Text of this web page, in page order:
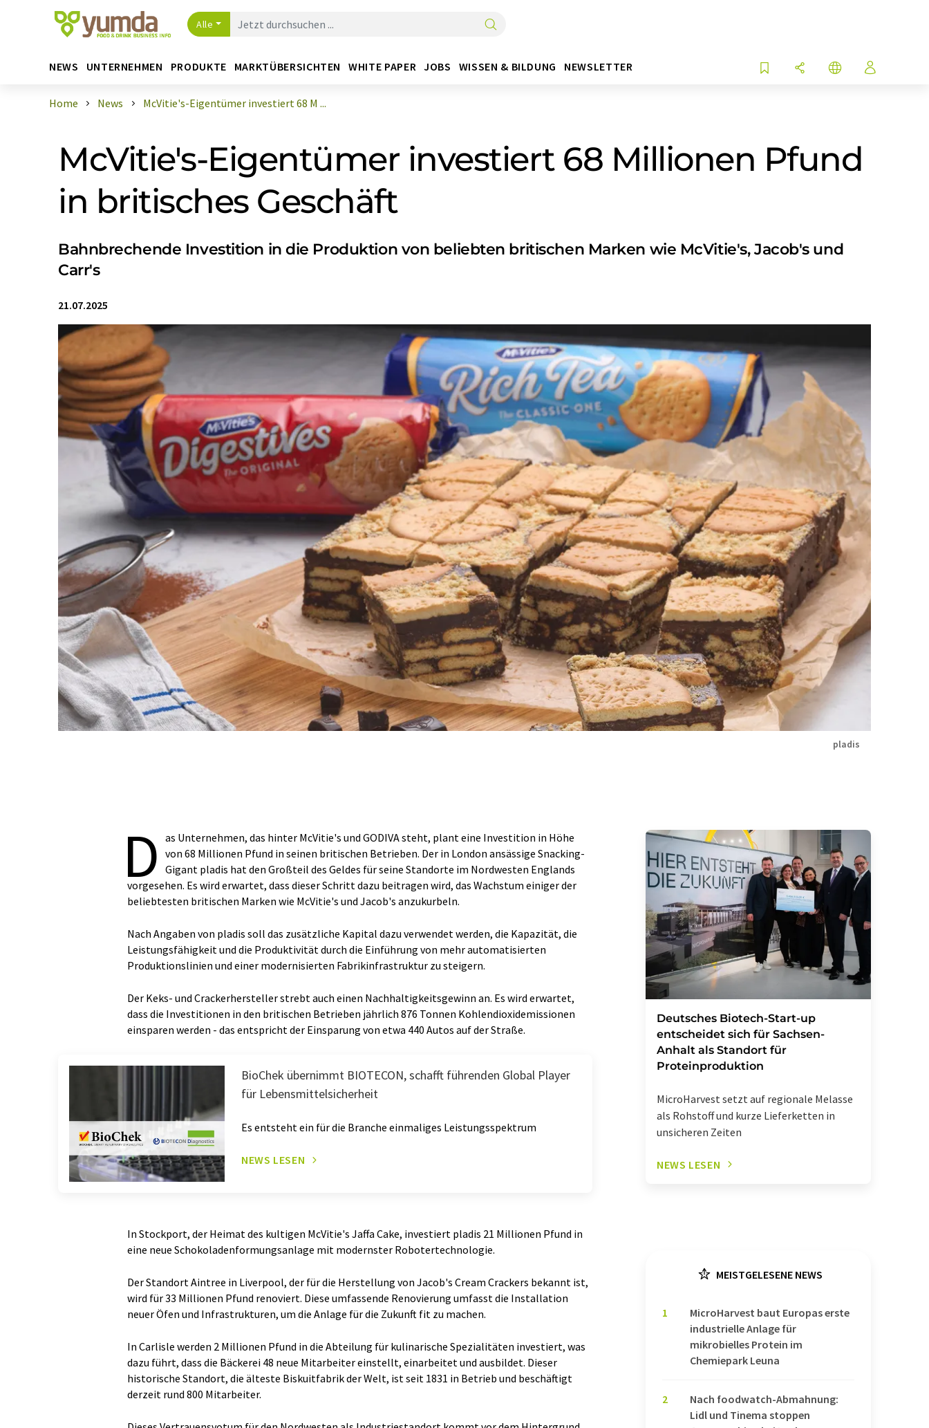
Alle
NEWS UNTERNEHMEN PRODUKTE MARKTÜBERSICHTEN WHITE PAPER JOBS WISSEN & BILDUNG NEWSLETTER
Home News McVitie's-Eigentümer investiert 68 M ...
McVitie's-Eigentümer investiert 68 Millionen Pfund
in britisches Geschäft
Bahnbrechende Investition in die Produktion von beliebten britischen Marken wie McVitie's, Jacob's und
Carr's
21.07.2025
pladis
D as Unternehmen, das hinter McVitie's und GODIVA steht, plant eine Investition in Höhe
von 68 Millionen Pfund in seinen britischen Betrieben. Der in London ansässige Snacking-
Gigant pladis hat den Großteil des Geldes für seine Standorte im Nordwesten Englands
vorgesehen. Es wird erwartet, dass dieser Schritt dazu beitragen wird, das Wachstum einiger der
beliebtesten britischen Marken wie McVitie's und Jacob's anzukurbeln.
Nach Angaben von pladis soll das zusätzliche Kapital dazu verwendet werden, die Kapazität, die
Leistungsfähigkeit und die Produktivität durch die Einführung von mehr automatisierten
Produktionslinien und einer modernisierten Fabrikinfrastruktur zu steigern.
Der Keks- und Crackerhersteller strebt auch einen Nachhaltigkeitsgewinn an. Es wird erwartet,
dass die Investitionen in den britischen Betrieben jährlich 876 Tonnen Kohlendioxidemissionen
einsparen werden - das entspricht der Einsparung von etwa 440 Autos auf der Straße.
BioChek übernimmt BIOTECON, schafft führenden Global Player
für Lebensmittelsicherheit
Es entsteht ein für die Branche einmaliges Leistungsspektrum
NEWS LESEN
In Stockport, der Heimat des kultigen McVitie's Jaffa Cake, investiert pladis 21 Millionen Pfund in
eine neue Schokoladenformungsanlage mit modernster Robotertechnologie.
Der Standort Aintree in Liverpool, der für die Herstellung von Jacob's Cream Crackers bekannt ist,
wird für 33 Millionen Pfund renoviert. Diese umfassende Renovierung umfasst die Installation
neuer Öfen und Infrastrukturen, um die Anlage für die Zukunft fit zu machen.
In Carlisle werden 2 Millionen Pfund in die Abteilung für kulinarische Spezialitäten investiert, was
dazu führt, dass die Bäckerei 48 neue Mitarbeiter einstellt, einarbeitet und ausbildet. Dieser
historische Standort, die älteste Biskuitfabrik der Welt, ist seit 1831 in Betrieb und beschäftigt
derzeit rund 800 Mitarbeiter.
Deutsches Biotech-Start-up
entscheidet sich für Sachsen-
Anhalt als Standort für
Proteinproduktion
MicroHarvest setzt auf regionale Melasse
als Rohstoff und kurze Lieferketten in
unsicheren Zeiten
NEWS LESEN
MEISTGELESENE NEWS
1
MicroHarvest baut Europas erste
industrielle Anlage für
mikrobielles Protein im
Chemiepark Leuna
2
Nach foodwatch-Abmahnung:
Lidl und Tinema stoppen